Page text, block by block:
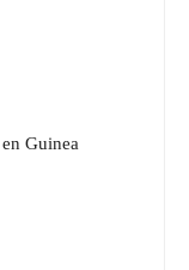
Guinea